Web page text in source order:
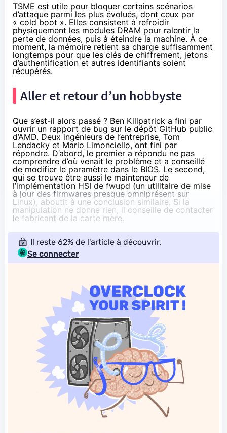
TSME est utile pour bloquer certains scénarios
d’attaque parmi les plus évolués, dont ceux par
« cold boot ». Elles consistent à refroidir
physiquement les modules DRAM pour ralentir la
perte de données, puis à éteindre la machine. À ce
moment, la mémoire retient sa charge suffisamment
longtemps pour que les clés de chiffrement, jetons
d’authentification et autres identifiants soient
récupérés.
Aller et retour d’un hobbyste
Que s’est-il alors passé ? Ben Killpatrick a fini par
ouvrir un rapport de bug sur le dépôt GitHub public
d’AMD. Deux ingénieurs de l’entreprise, Tom
Lendacky et Mario Limonciello, ont fini par
répondre. D’abord, le premier a répondu ne pas
comprendre d’où venait le problème et a conseillé
de modifier le paramètre dans le BIOS. Le second,
qui se trouve être aussi le mainteneur de
l’implémentation HSI de fwupd (un utilitaire de mise
à jour des firmwares presque omniprésent sur
Linux), aboutit à une conclusion similaire. Si la
manipulation ne donne rien, il conseille de contacter
le fabricant de la carte mère.
Il reste 62% de l'article à découvrir.
Se connecter